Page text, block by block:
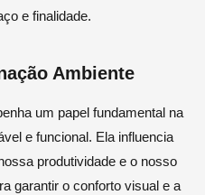
e finalidade.
Ambiente
um papel fundamental na
e funcional. Ela influencia
produtividade e o nosso
garantir o conforto visual e a